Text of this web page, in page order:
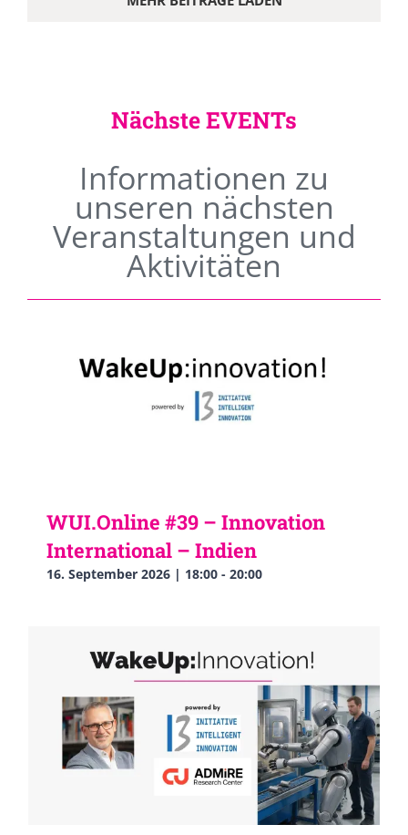
Nächste EVENTs
Informationen zu
unseren nächsten
Veranstaltungen und
Aktivitäten
WUI.Online #39 – Innovation
International – Indien
16. September 2026 | 18:00 - 20:00